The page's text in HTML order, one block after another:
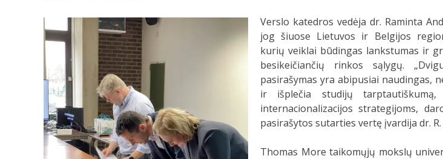
Verslo katedros vedėja dr. Raminta
jog šiuose Lietuvos ir Belgijos
kurių veiklai būdingas lankstumas ir
besikeičiančių rinkos sąlygų.
pasirašymas yra abipusiai naudingas,
ir išplečia studijų
internacionalizacijos strategijoms,
pasirašytos sutarties vertę įvardija dr. R.
Thomas More taikomųjų mokslų